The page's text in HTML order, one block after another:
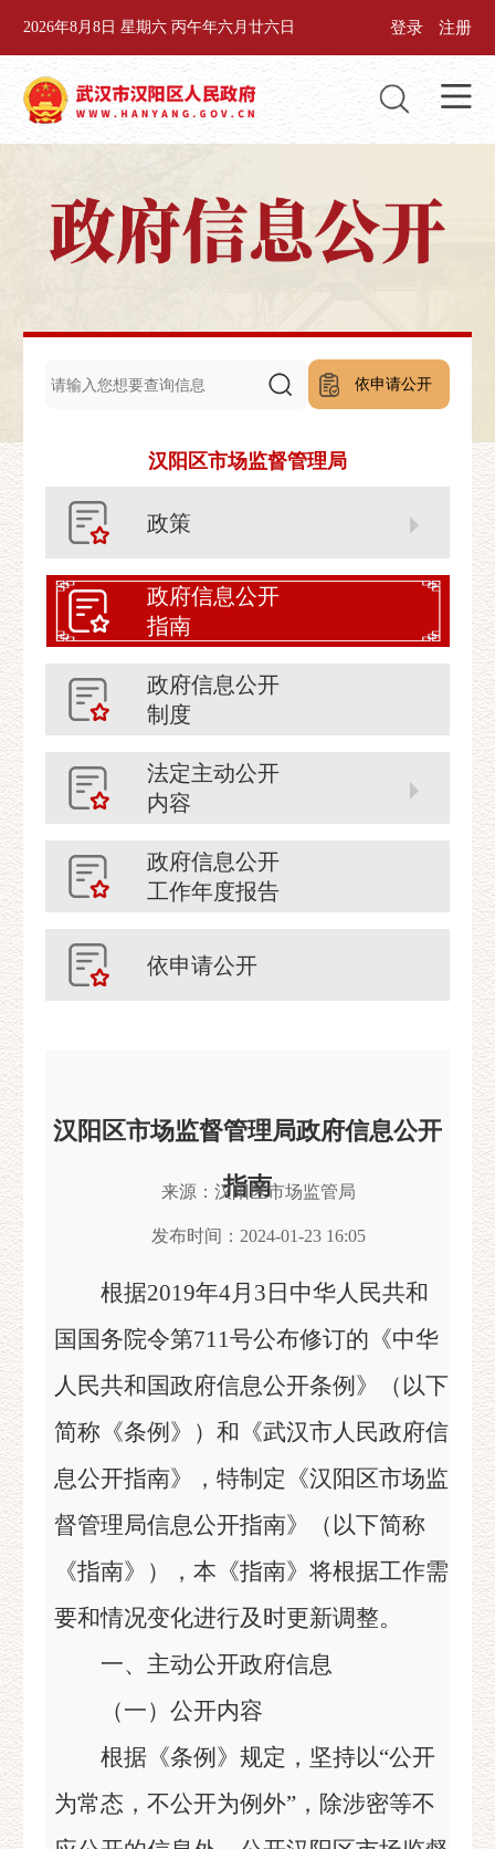
2026年8月8日 星期六 丙午年六月廿六日 登录 注册
依申请公开
汉阳区市场监督管理局
政策
政府信息公开
指南
政府信息公开
制度
法定主动公开
内容
政府信息公开
工作年度报告
依申请公开
汉阳区市场监督管理局政府信息公开
指南
来源：汉阳区市场监管局
发布时间：2024-01-23 16:05
根据2019年4月3日中华人民共和
国国务院令第711号公布修订的《中华
人民共和国政府信息公开条例》（以下
简称《条例》）和《武汉市人民政府信
息公开指南》，特制定《汉阳区市场监
督管理局信息公开指南》（以下简称
《指南》），本《指南》将根据工作需
要和情况变化进行及时更新调整。
一、主动公开政府信息
（一）公开内容
根据《条例》规定，坚持以“公开
为常态，不公开为例外”，除涉密等不